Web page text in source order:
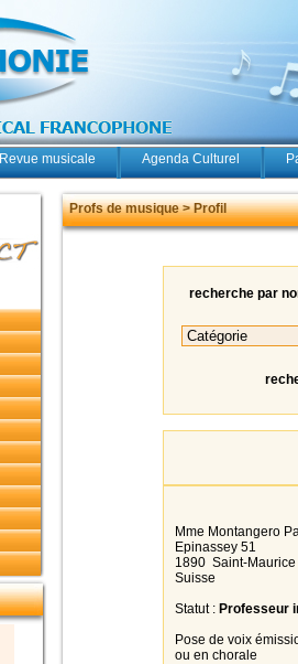
Revue musicale Agenda Culturel
Profs de musique > Profil
recherche par
Mme Montangero
Epinassey 51
1890 Saint-Maurice
Suisse
Statut : Professeur
Pose de voix
ou en chorale